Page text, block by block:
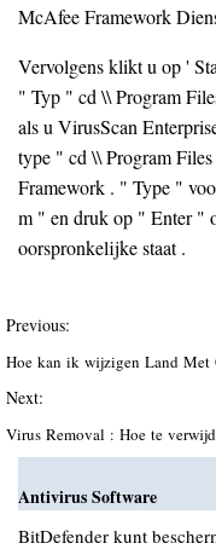
McAfee Framework
Vervolgens klikt u op '
" Typ " cd \\ Program
als u VirusScan
type " cd \\ Program
Framework . " Type "
m " en druk op " Enter "
oorspronkelijke staat .
Previous:
Hoe kan ik wijzigen Land Met
Next:
Virus Removal : Hoe te
Antivirus Software
BitDefender kunt